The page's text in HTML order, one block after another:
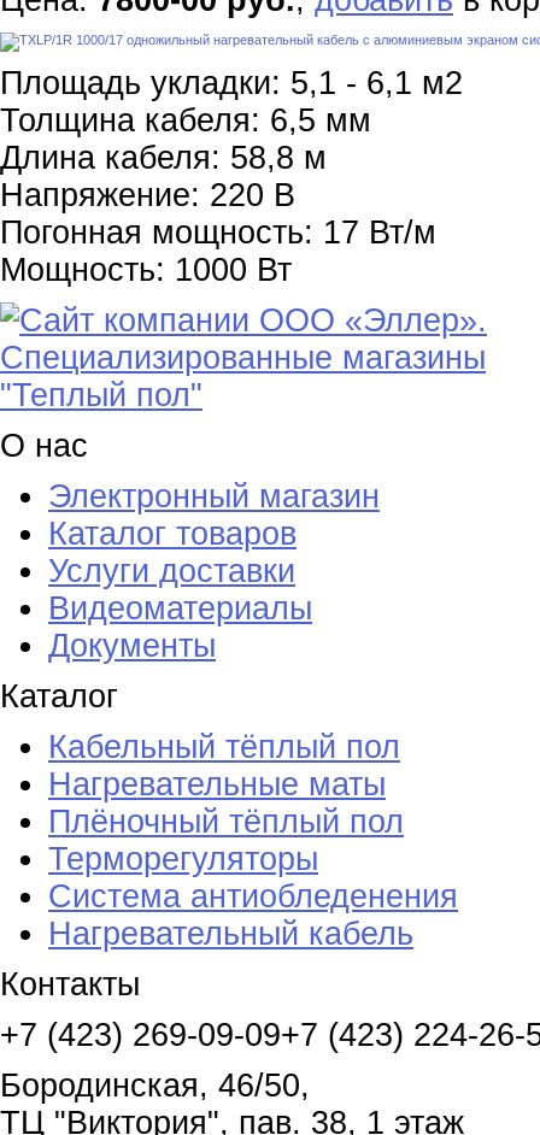
Площадь укладки: 5,1 - 6,1 м2
Толщина кабеля: 6,5 мм
Длина кабеля: 58,8 м
Напряжение: 220 В
Погонная мощность: 17 Вт/м
Мощность: 1000 Вт
О нас
Электронный магазин
Каталог товаров
Услуги доставки
Видеоматериалы
Документы
Каталог
Кабельный тёплый пол
Нагревательные маты
Плёночный тёплый пол
Терморегуляторы
Система антиобледенения
Нагревательный кабель
Контакты
+7 (423) 269-09-09+7 (423) 224-26-
Бородинская, 46/50,
ТЦ "Виктория", пав. 38, 1 этаж